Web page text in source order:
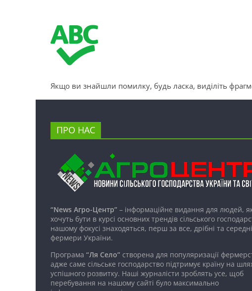
Якщо ви знайшли помилку, будь ласка, виділіть
ПРО НАС
“News Агро-Центр” – інформаційне видання для людей,
хочуть бути в курсі основних трендів сільського
нашому фокусі знаходяться, перш за все, дрібні та середні
фермери України.
Програма “Ля Село” створена для популяризації
адже саме сільське господарство підтримує країну на
успішного розвитку. Наші журналісти зроблять усе, щоб
перебування на нашому сайті було максимально